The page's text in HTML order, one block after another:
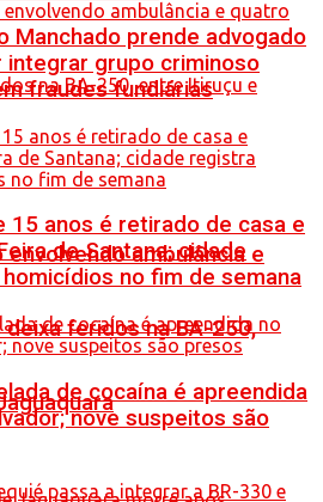
envolvendo ambulância e
feridos na BA-250,
Manchado prende advogado
integrar grupo criminoso
fraudes fundiárias
15 anos é retirado de casa e
de Santana; cidade
no fim de semana
de cocaína é apreendida
nove suspeitos são